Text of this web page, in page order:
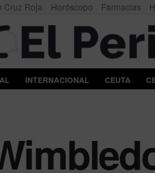
Cruz Roja Horóscopo Farmacias
INTERNACIONAL CEUTA